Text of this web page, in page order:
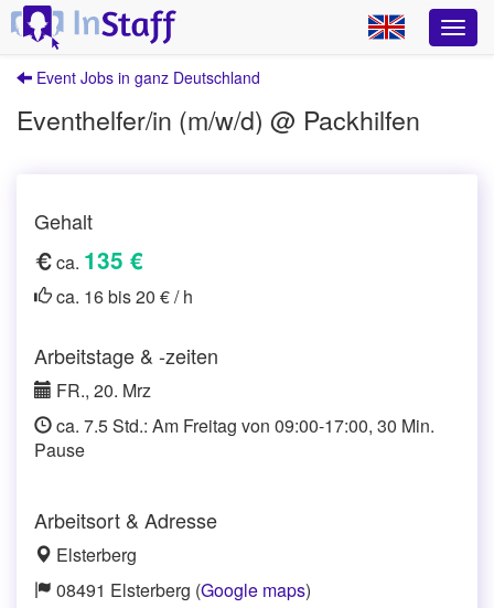
Event Jobs in ganz Deutschland
Eventhelfer/in (m/w/d) @ Packhilfen
Gehalt
ca. 135 €
ca. 16 bis 20 € / h
Arbeitstage & -zeiten
FR., 20. Mrz
ca. 7.5 Std.: Am Freitag von 09:00-17:00, 30 Min.
Pause
Arbeitsort & Adresse
Elsterberg
08491 Elsterberg (Google maps)